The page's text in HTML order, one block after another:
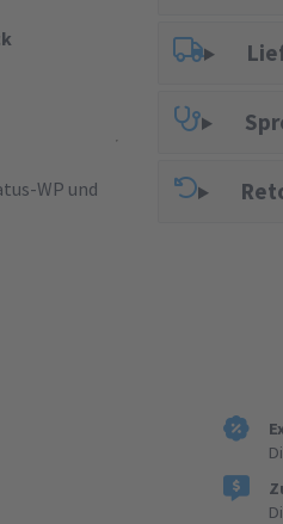
WP und